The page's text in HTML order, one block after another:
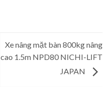
Xe nâng mặt bàn 800kg nâng
cao 1.5m NPD80 NICHI-LIFT
JAPAN